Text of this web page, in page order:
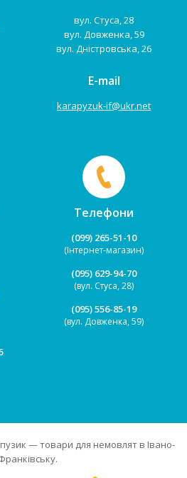
вул. Стуса, 28
вул. Довженка, 59
вул. Дністровська, 26
E-mail
karapyzuk-if@ukr.net
Телефони
(099) 265-51-10
(Інтернет-магазин)
(095) 629-94-70
(вул. Стуса, 28)
(095) 556-85-19
(вул. Довженка, 59)
— товари для немовлят в Івано-